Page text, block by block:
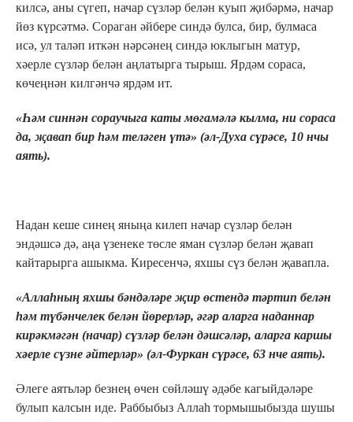
килсә, аны сүгеп, начар сүзләр белән куып җибәрмә, начар
йөз күрсәтмә. Сораган әйбере синдә булса, бир, булмаса
исә, ул таләп иткән нәрсәнең синдә юклыгын матур,
хәерле сүзләр белән аңлатырга тырыш. Ярдәм сораса,
көчеңнән килгәнчә ярдәм ит.
«Һәм синнән сораучыга каты мөгамәлә кылма, ни сораса
да, җавап бир һәм теләген үтә» (әл-Духа сүрәсе, 10 нчы
аять).
Надан кеше синең яныңа килеп начар сүзләр белән
эндәшсә дә, аңа үзенеке төсле яман сүзләр белән җавап
кайтарырга ашыкма. Киресенчә, яхшы сүз белән җавапла.
«Аллаһның яхшы бәндәләре җир өстендә тәртип белән
һәм түбәнчелек белән йөрерләр, әгәр аларга наданнар
кирәкмәгән (начар) сүзләр белән дәшсәләр, аларга каршы
хәерле сүзне әйтерләр» (әл-Фуркан сүрәсе, 63 нче аять).
Әлеге аятьләр безнең өчен сөйләшү әдәбе кагыйдәләре
булып калсын иде. Раббыбыз Аллаһ тормышыбызда шушы